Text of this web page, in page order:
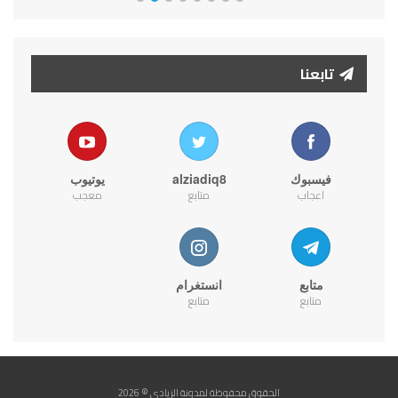
تابعنا
فيسبوك
اعجاب
alziadiq8
متابع
يوتيوب
معجب
متابع
متابع
انستغرام
متابع
الحقوق محفوظة لمدونة الزيادي © 2026